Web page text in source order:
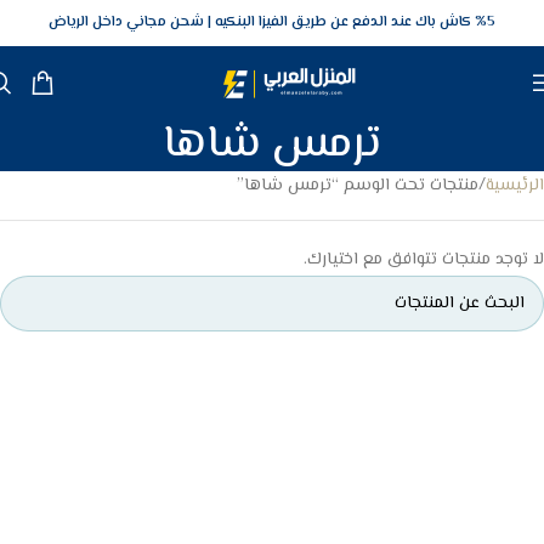
5‎% كاش باك عند الدفع عن طريق الفيزا البنكيه شحن مجاني داخل الرياض
ترمس شاها
الرئيسية منتجات تحت الوسم “ترمس شاها”
لا توجد منتجات تتوافق مع اختيارك.